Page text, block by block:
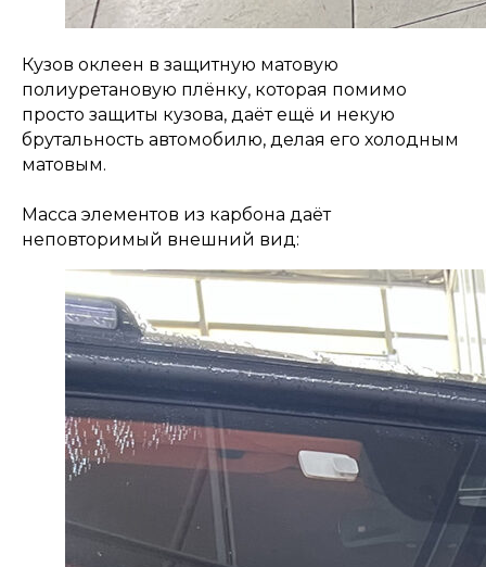
Кузов оклеен в защитную матовую
полиуретановую плёнку, которая помимо
просто защиты кузова, даёт ещё и некую
брутальность автомобилю, делая его холодным
матовым.
Масса элементов из карбона даёт
неповторимый внешний вид: